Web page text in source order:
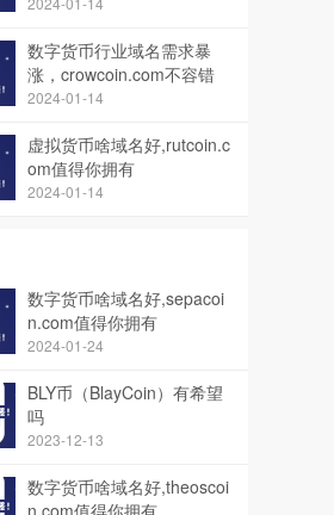
数字货币行业域名需求暴
涨，crowcoin.com不容错
过
2024-01-14
虚拟货币啥域名好,rutcoin.c
om值得你拥有
2024-01-14
数字货币啥域名好,sepacoi
n.com值得你拥有
2024-01-24
BLY币（BlayCoin）有希望
吗
2023-12-13
数字货币啥域名好,theoscoi
n.com值得你拥有